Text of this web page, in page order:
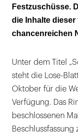
Festzuschüsse.
die Inhalte
chancenreichen
Unter dem Titel
steht die Lose-
Oktober für die
Verfügung. Das
beschlossenen